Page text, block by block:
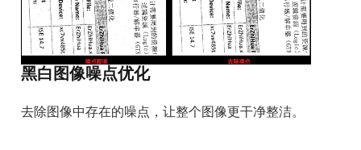
黑白图像噪点优化
去除图像中存在的噪点，让整个图像更干净整洁。